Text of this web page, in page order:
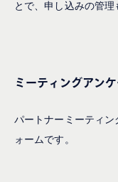
とで、申し込みの管理
ミーティングアン
パートナーミーティ
ォームです。